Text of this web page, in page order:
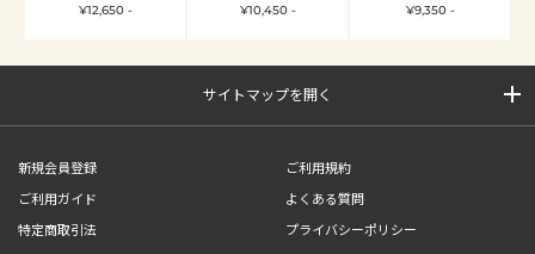
¥12,650 -
¥10,450 -
¥9,350 -
サイトマップを開く
新規会員登録
ご利用規約
ご利用ガイド
よくある質問
特定商取引法
プライバシーポリシー